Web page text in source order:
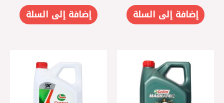
إضافة إلى السلة إضافة إلى السلة